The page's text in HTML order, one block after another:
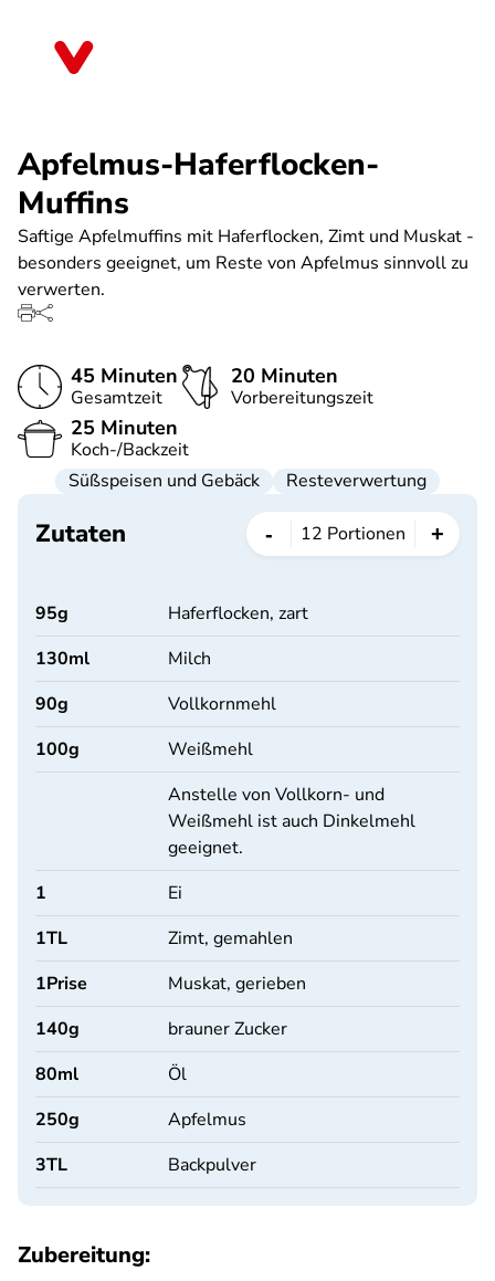
Apfelmus-Haferflocken-
Muffins
Saftige Apfelmuffins mit Haferflocken, Zimt und Muskat -
besonders geeignet, um Reste von Apfelmus sinnvoll zu
verwerten.
45 Minuten
Gesamtzeit
20 Minuten
Vorbereitungszeit
25 Minuten
Koch-/Backzeit
Süßspeisen und Gebäck
Resteverwertung
Zutaten - 12 Portionen +
95g
Haferflocken, zart
130ml
Milch
90g
Vollkornmehl
100g
Weißmehl
Anstelle von Vollkorn- und
Weißmehl ist auch Dinkelmehl
geeignet.
1
Ei
1TL
Zimt, gemahlen
1Prise
Muskat, gerieben
140g
brauner Zucker
80ml
Öl
250g
Apfelmus
3TL Backpulver
Zubereitung: